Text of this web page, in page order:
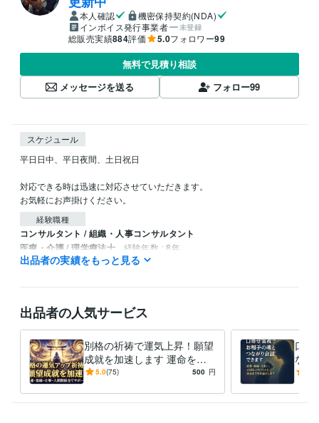
本人確認
機密保持契約(NDA)
インボイス発行事業者
未登録
総販売実績884評価 5.0フォロワー99
無料で見積り相談
メッセージを送る
フォロー99
スケジュール
平日日中、平日夜間、土日祝日
対応できる時は迅速に対応させていただきます。
お気軽にお声掛けください。
経験職種
コンサルタント / 組織・人事コンサルタント
医療・介護 / 理学療法士
経験年数 : 8年
ライフスタイル・その他 / 占い師
得意分野
語学力
英語 日常会話レベル
出品者の実績をもっと見る
出品者の人気サービス
別格の祈祷で運気上昇！願望
成就を加速します 運命を変
える！究極の祈祷で、あなた
5.0(75) 500 円
口寄
なが
復縁
す